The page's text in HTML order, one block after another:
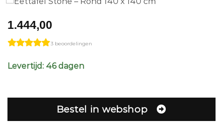
1.444,00
3 beoordelingen
Levertijd: 46 dagen
Bestel in webshop